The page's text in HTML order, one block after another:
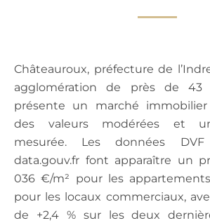
Châteauroux, préfecture de
agglomération de près de 43
présente un marché immobilier
des valeurs modérées et
mesurée. Les données
data.gouv.fr font apparaître un
036 €/m² pour les
pour les locaux commerciaux,
de +2,4 % sur les deux